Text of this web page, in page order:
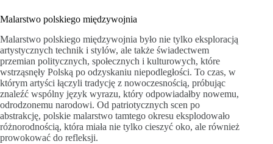
Malarstwo polskiego międzywojnia
Malarstwo polskiego międzywojnia było nie tylko eksploracją
artystycznych technik i stylów, ale także świadectwem
przemian politycznych, społecznych i kulturowych, które
wstrząsnęły Polską po odzyskaniu niepodległości. To czas, w
którym artyści łączyli tradycję z nowoczesnością, próbując
znaleźć wspólny język wyrazu, który odpowiadałby nowemu,
odrodzonemu narodowi. Od patriotycznych scen po
abstrakcję, polskie malarstwo tamtego okresu eksplodowało
różnorodnością, która miała nie tylko cieszyć oko, ale również
prowokować do refleksji.